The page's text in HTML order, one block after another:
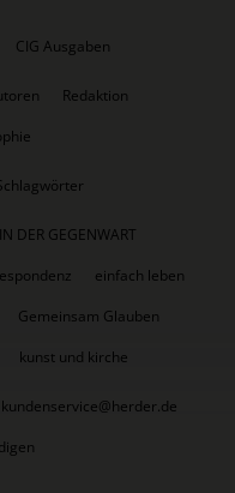
CIG Ausgaben
Redaktion
DER GEGENWART
einfach leben
Gemeinsam Glauben
kunst und kirche
kundenservice@herder.de